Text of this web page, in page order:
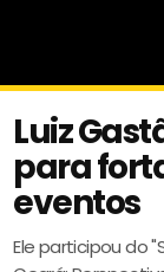
Luiz
para
eventos
Ele participou do